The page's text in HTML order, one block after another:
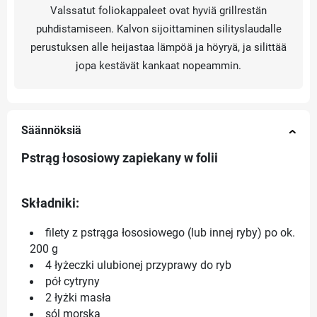
Valssatut foliokappaleet ovat hyviä grillrestän
puhdistamiseen. Kalvon sijoittaminen silityslaudalle
perustuksen alle heijastaa lämpöä ja höyryä, ja silittää
jopa kestävät kankaat nopeammin.
Säännöksiä
Pstrąg łososiowy zapiekany w folii
Składniki:
filety z pstrąga łososiowego (lub innej ryby) po ok.
200 g
4 łyżeczki ulubionej przyprawy do ryb
pół cytryny
2 łyżki masła
sól morska